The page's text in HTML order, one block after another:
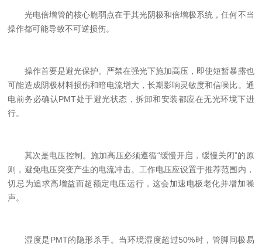
光电倍增管的核心脆弱点在于其光阴极和倍增极系统，任何不当
操作都可能导致不可逆损伤。
操作首要是避光保护。严禁在强光下施加高压，即使短暂暴露也
可能造成阴极材料损伤和暗电流增大，长期影响灵敏度和信噪比。通
电前务必确认PMT处于避光状态，拆卸和安装都应在无光环境下进
行。
其次是电压控制。施加高压必须遵循“缓慢开启，缓慢关闭”的原
则，避免电压突变产生的电流冲击。工作电压应设置于推荐范围内，
切忌为追求高增益而超额定电压运行，这会加速电极老化并增加噪
声。
湿度是PMT的隐形杀手。当环境湿度超过50%时，管脚间极易